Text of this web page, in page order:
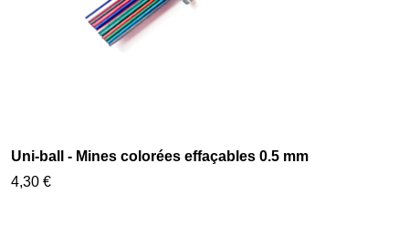
Uni-ball - Mines colorées effaçables 0.5 mm
4,30 €